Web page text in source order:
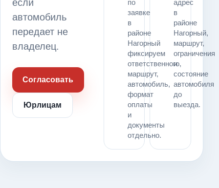
если
автомобиль
передает не
владелец.
Согласовать
Юрлицам
по
заявке
в
районе
Нагорный
фиксируем
ответственного,
маршрут,
автомобиль,
формат
оплаты
и
документы
отдельно.
адрес
в
районе
Нагорный,
маршрут,
ограничения
и
состояние
автомобиля
до
выезда.